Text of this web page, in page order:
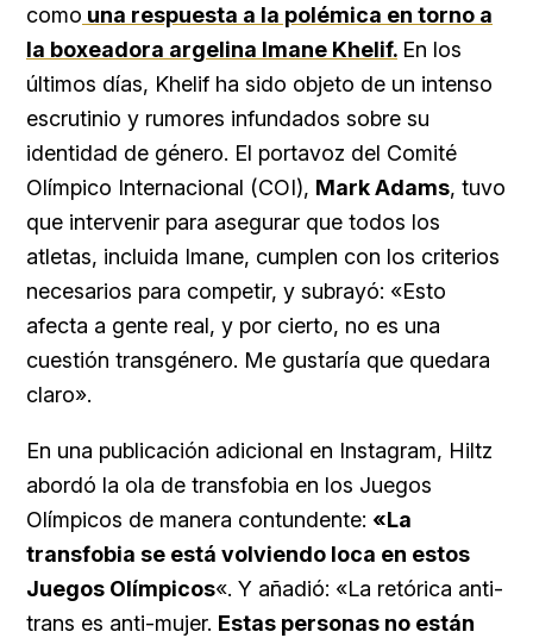
como una respuesta a la polémica en torno a
la boxeadora argelina Imane Khelif. En los
últimos días, Khelif ha sido objeto de un intenso
escrutinio y rumores infundados sobre su
identidad de género. El portavoz del Comité
Olímpico Internacional (COI), Mark Adams, tuvo
que intervenir para asegurar que todos los
atletas, incluida Imane, cumplen con los criterios
necesarios para competir, y subrayó: «Esto
afecta a gente real, y por cierto, no es una
cuestión transgénero. Me gustaría que quedara
claro».
En una publicación adicional en Instagram, Hiltz
abordó la ola de transfobia en los Juegos
Olímpicos de manera contundente: «La
transfobia se está volviendo loca en estos
Juegos Olímpicos«. Y añadió: «La retórica anti-
trans es anti-mujer. Estas personas no están